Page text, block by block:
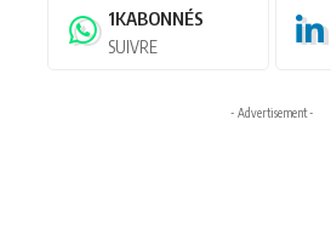
1KABONNÉS
SUIVRE
- Advertisement -